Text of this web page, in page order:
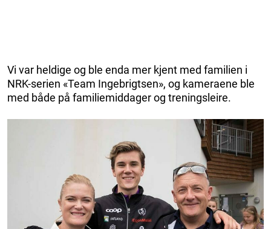
Vi var heldige og ble enda mer kjent med familien i
NRK-serien «Team Ingebrigtsen», og kameraene ble
med både på familiemiddager og treningsleire.